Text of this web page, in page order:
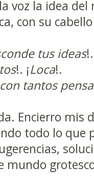
voz la idea del
con su
tus ideas!.
!. ¡Loca!.
tantos
Encierro mis
todo lo que
mundo